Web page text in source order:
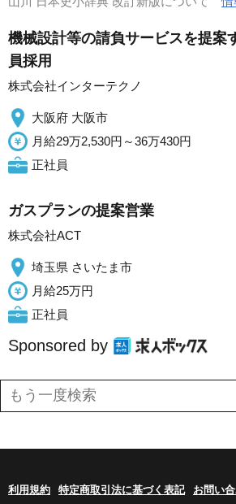
機械設計等の請負サービスを提案
員採用
株式会社インターテクノ
大阪府 大阪市
月給29万2,530円～36万430円
正社員
ガスプランの提案営業
株式会社ACT
埼玉県 さいたま市
月給25万円
正社員
Sponsored by
利用規約 特定商取引法に基づく表記 お問い